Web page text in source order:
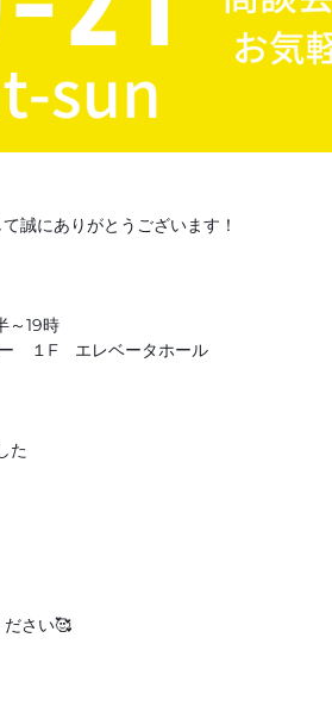
誠にありがとうございます！
～19時
ー １F エレベータホール
た
さい🥰